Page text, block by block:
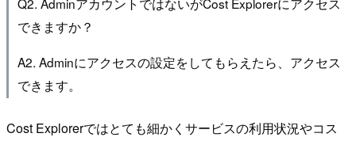
できますか？
A2. Adminにアクセスの設定をしてもらえたら、アクセス
できます。
Cost Explorerではとても細かくサービスの利用状況やコス